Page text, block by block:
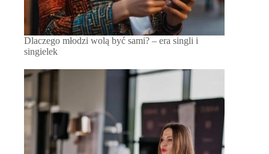
Dlaczego młodzi wolą być sami? – era singli i
singielek